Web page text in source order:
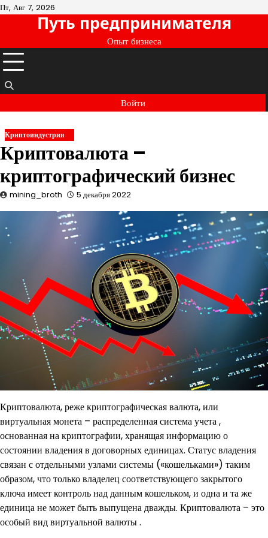
Перейти
содержимому
Пт, Авг 7, 2026
Путь предпринимателя
Опыт бизнеса
Войти
Криптоиндустрия
Криптовалюта –
криптографический бизнес
mining_broth 5 декабря 2022
Криптовалюта, реже криптографическая валюта, или
виртуальная монета – распределенная система учета ,
основанная на криптографии, хранящая информацию о
состоянии владения в договорных единицах. Статус владения
связан с отдельными узлами системы («кошельками») таким
образом, что только владелец соответствующего закрытого
ключа имеет контроль над данным кошельком, и одна и та же
единица не может быть выпущена дважды. Криптовалюта – это
особый вид виртуальной валюты .